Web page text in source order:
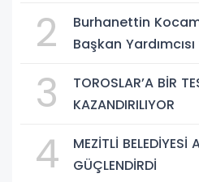
2
Burhanettin
Başkan
3
TOROSLAR’A BİR
KAZANDIRILIYOR
4
MEZİTLİ BELEDİYESİ
GÜÇLENDİRDİ